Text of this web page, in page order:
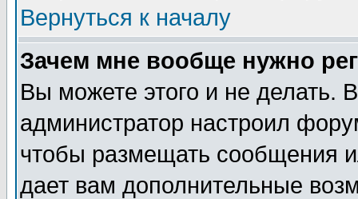
Вернуться к началу
Зачем мне вообще нужно
Вы можете этого и не делать.
администратор настроил
чтобы размещать сообщения
дает вам дополнительные